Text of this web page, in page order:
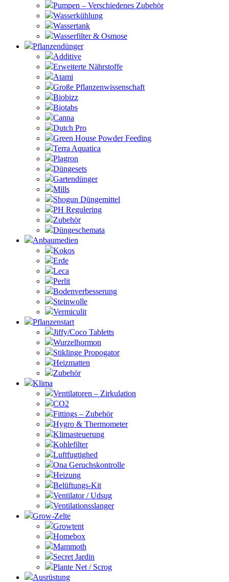
Pumpen – Verschiedenes Zubehör
Wasserkühlung
Wassertank
Wasserfilter & Osmose
Pflanzendünger
Additive
Erweiterte Nährstoffe
Atami
Große Pflanzenwissenschaft
Biobizz
Biotabs
Canna
Dutch Pro
Green House Powder Feeding
Terra Aquatica
Plagron
Düngesets
Gartendünger
Mills
Shogun Düngemittel
PH Regulering
Zubehör
Düngeschemata
Anbaumedien
Kokos
Erde
Leca
Perlit
Bodenverbesserung
Steinwolle
Vermiculit
Pflanzenstart
Jiffy/Coco Tabletts
Wurzelhormon
Stiklinge Propogator
Heizmatten
Zubehör
Klima
Ventilatoren – Zirkulation
CO2
Fittings – Zubehör
Hygro & Thermometer
Klimasteuerung
Kohlefilter
Luftfugtighed
Ona Geruchskontrolle
Heizung
Belüftungs-Kit
Ventilator / Udsug
Ventilationsslanger
Grow-Zelte
Growtent
Homebox
Mammoth
Secret Jardin
Plante Net / Scrog
Ausrüstung